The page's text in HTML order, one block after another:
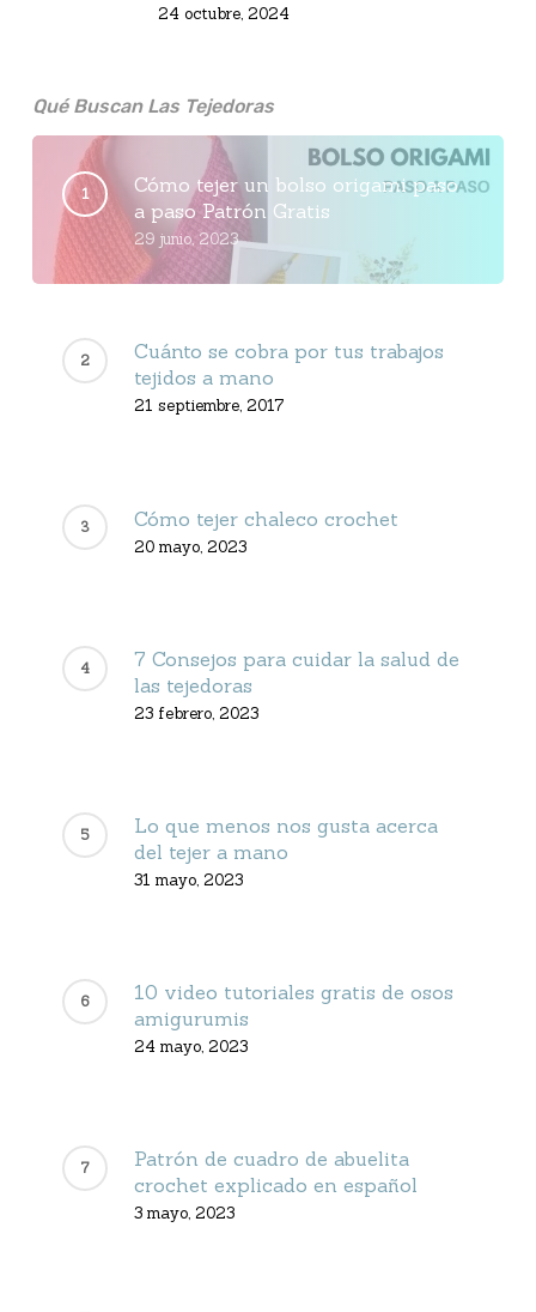
24 octubre, 2024
Qué Buscan Las Tejedoras
Cómo tejer un bolso origami paso
a paso Patrón Gratis
29 junio, 2023
Cuánto se cobra por tus trabajos
tejidos a mano
21 septiembre, 2017
Cómo tejer chaleco crochet
20 mayo, 2023
7 Consejos para cuidar la salud de
las tejedoras
23 febrero, 2023
Lo que menos nos gusta acerca
del tejer a mano
31 mayo, 2023
10 video tutoriales gratis de osos
amigurumis
24 mayo, 2023
Patrón de cuadro de abuelita
crochet explicado en español
3 mayo, 2023